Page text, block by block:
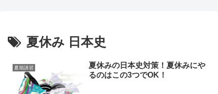
夏休み 日本史
夏期講習
夏休みの日本史対策！夏休みにや
るのはこの3つでOK！